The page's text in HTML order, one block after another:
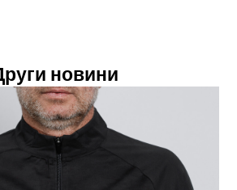
новини